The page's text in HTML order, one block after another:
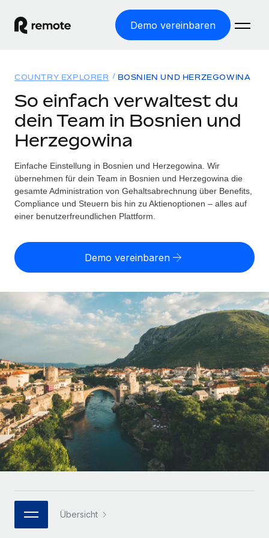
Demo vereinbaren
WELTWEITE BESCHÄFTIGUNG
Globale Payroll
Employer of Record
Weltweites Wachstum ohne Kosten für Niederlassungen
Contractor of Record
Contractor Management
Globales Onboarding und Verwalten von
PEO
Auslagern von komplexen HR-Aufgaben
INFRASTRUKTUR
Remote Embedded
Nahtlose Integration der HR in bestehende Abläufe
Plattform
Integrierte HR-Kernfunktionen für dein Team
Verknüpfen
MCP
Integrationen
Lösungen
WELTWEITE ABDECKUNG
Country Explorer
Länderspezifische Unterstützung bei der Einstellung
Explorer für US-Bundesstaaten
Vergleiche mit unseren Mitbewerbern
WACHSTUMSPHASE
Startups
Agile HR- und Payroll-Lösungen für wachsende
Mittelstand
Maßgeschneiderte HR-Lösungen, um Teams zu
vergrößern
Enterprise
Globale HR für Konzerne und Großunternehmen
Strategische Technologiepartner
Flexible Einbettung von Global-HR-Funktionen in deine
Plattform
Ressourcen
TOOLS UND RECHNER
Scheinselbstständigkeitsrisiko berechnen
Länderspezifische Einschätzung des
Personalkostenrechner
Honorarzahlungen berechnen
Informationen zu möglichen Währungen und
Abwicklungsfristen für globale Freelancer:innen
LERNEN MIT REMOTE
Forschung und Leitfäden
Fallstudien
HR-Glossar
Checklisten und Vorlagen
Bibliothek für Stellenbeschreibungen
Webinare
Preise
English
Nederlands
Français
Español
Italiano
Português (Portugal)
日本語
한국어
COUNTRY EXPLORER BOSNIEN UND HERZEGOWINA
So einfach verwaltest du
dein Team in Bosnien und
Herzegowina
Einfache Einstellung in Bosnien und Herzegowina. Wir
übernehmen für dein Team in Bosnien und Herzegowina die
gesamte Administration von Gehaltsabrechnung über Benefits,
Compliance und Steuern bis hin zu Aktienoptionen – alles auf
einer benutzerfreundlichen Plattform.
Demo vereinbaren
Übersicht